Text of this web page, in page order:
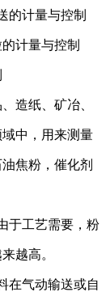
的计量与控制
计量与控制
造纸、矿冶、
中，用来测量
焦粉，催化剂
于工艺需要，粉
越高。
在气动输送或自